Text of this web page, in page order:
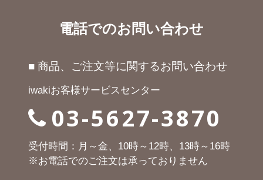
電話でのお問い合わせ
■ 商品、ご注文等に関するお問い合わせ
iwakiお客様サービスセンター
03-5627-3870
受付時間：月～金、10時～12時、13時～16時
※お電話でのご注文は承っておりません